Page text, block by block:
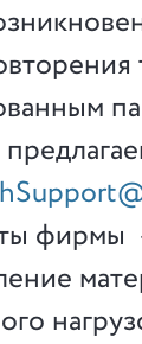
фирмы